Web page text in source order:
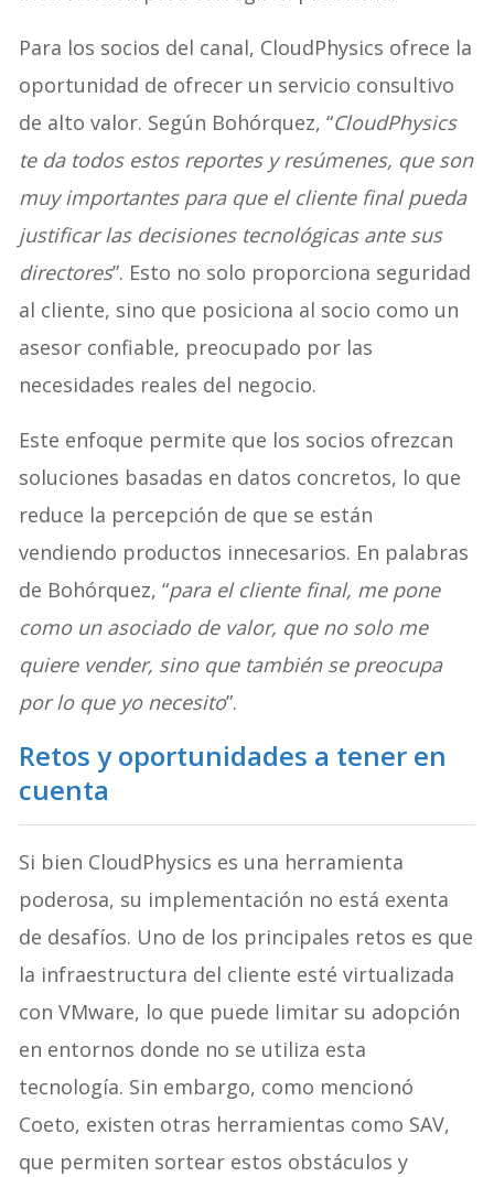
Para los socios del canal, CloudPhysics ofrece la
oportunidad de ofrecer un servicio consultivo
de alto valor. Según Bohórquez, “CloudPhysics
te da todos estos reportes y resúmenes, que son
muy importantes para que el cliente final pueda
justificar las decisiones tecnológicas ante sus
directores”. Esto no solo proporciona seguridad
al cliente, sino que posiciona al socio como un
asesor confiable, preocupado por las
necesidades reales del negocio.
Este enfoque permite que los socios ofrezcan
soluciones basadas en datos concretos, lo que
reduce la percepción de que se están
vendiendo productos innecesarios. En palabras
de Bohórquez, “para el cliente final, me pone
como un asociado de valor, que no solo me
quiere vender, sino que también se preocupa
por lo que yo necesito”.
Retos y oportunidades a tener en
cuenta
Si bien CloudPhysics es una herramienta
poderosa, su implementación no está exenta
de desafíos. Uno de los principales retos es que
la infraestructura del cliente esté virtualizada
con VMware, lo que puede limitar su adopción
en entornos donde no se utiliza esta
tecnología. Sin embargo, como mencionó
Coeto, existen otras herramientas como SAV,
que permiten sortear estos obstáculos y